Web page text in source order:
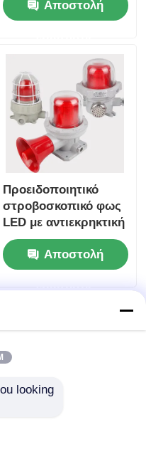
Αποστολή
Προειδοποιητικό
στροβοσκοπικό φως
LED με αντιεκρηκτική
προστασία για την
ασφάλεια των φυτών
Αποστολή
ερώτησης
looking